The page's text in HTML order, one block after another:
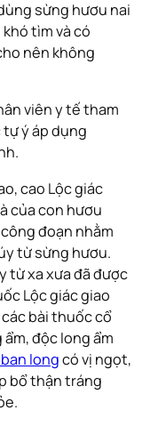
sừng hươu nai
tìm và có
nên không
viên y tế tham
ý áp dụng
cao Lộc giác
của con hươu
đoạn nhằm
từ sừng hươu.
từ xa xưa đã được
Lộc giác giao
bài thuốc cổ
độc long ẩm
longcó vị ngọt,
bổ thận tráng